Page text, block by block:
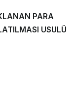
PARA
USULÜ